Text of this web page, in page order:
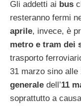
Gli addetti ai bus
resteranno fermi
aprile, invece, è
metro e tram dei
trasporto
31 marzo sino alle
generale dell’11
soprattutto a